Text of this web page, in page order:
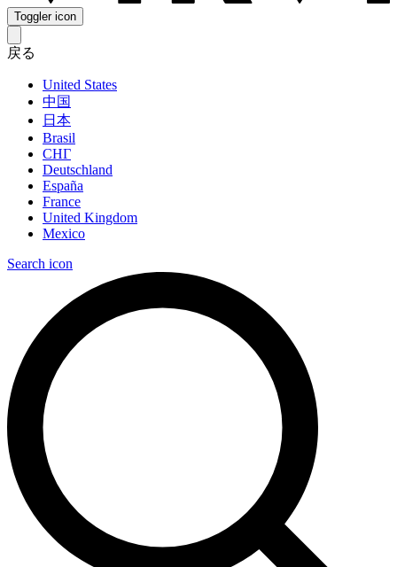
Toggler icon
戻る
United States
中国
日本
Brasil
СНГ
Deutschland
España
France
United Kingdom
Mexico
Search icon